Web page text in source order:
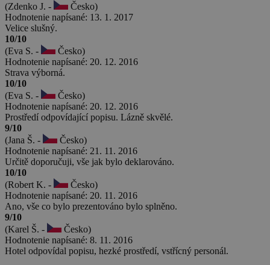
(Zdenko J. -
Česko)
Hodnotenie napísané: 13. 1. 2017
Velice slušný.
10/10
(Eva S. -
Česko)
Hodnotenie napísané: 20. 12. 2016
Strava výborná.
10/10
(Eva S. -
Česko)
Hodnotenie napísané: 20. 12. 2016
Prostředí odpovídající popisu. Lázně skvělé.
9/10
(Jana Š. -
Česko)
Hodnotenie napísané: 21. 11. 2016
Určitě doporučuji, vše jak bylo deklarováno.
10/10
(Robert K. -
Česko)
Hodnotenie napísané: 20. 11. 2016
Ano, vše co bylo prezentováno bylo splněno.
9/10
(Karel Š. -
Česko)
Hodnotenie napísané: 8. 11. 2016
Hotel odpovídal popisu, hezké prostředí, vstřícný personál.